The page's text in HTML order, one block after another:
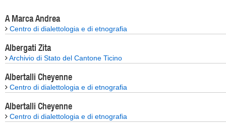
A Marca Andrea
Centro di dialettologia e di etnografia
Albergati Zita
Archivio di Stato del Cantone Ticino
Albertalli Cheyenne
Centro di dialettologia e di etnografia
Albertalli Cheyenne
Centro di dialettologia e di etnografia